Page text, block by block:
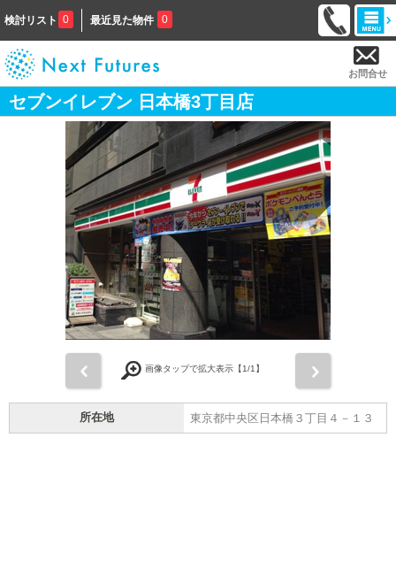
検討リスト 0 最近見た物件 0
お問合せ
セブンイレブン 日本橋3丁目店
画像タップで拡大表示【1/1】
所在地 東京都中央区日本橋３丁目４－１３